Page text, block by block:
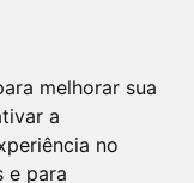
melhorar sua
a
no
e para